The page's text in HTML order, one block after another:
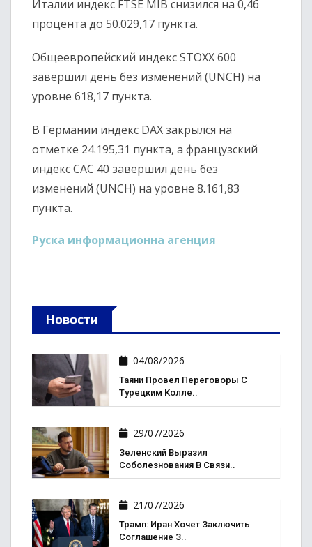
Италии индекс FTSE MIB снизился на 0,46
процента до 50.029,17 пункта.
Общеевропейский индекс STOXX 600
завершил день без изменений (UNCH) на
уровне 618,17 пункта.
В Германии индекс DAX закрылся на
отметке 24.195,31 пункта, а французский
индекс CAC 40 завершил день без
изменений (UNCH) на уровне 8.161,83
пункта.
Руска информационна агенция
Новости
04/08/2026
Таяни Провел Переговоры С
Турецким Колле..
29/07/2026
Зеленский Выразил
Соболезнования В Связи..
21/07/2026
Трамп: Иран Хочет Заключить
Соглашение З..